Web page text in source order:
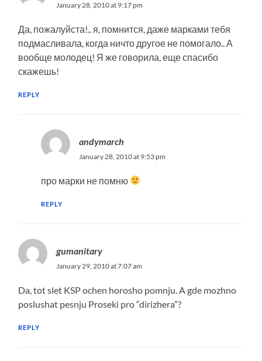
January 28, 2010 at 9:17 pm
Да, пожалуйста!.. я, помнится, даже марками тебя
подмасливала, когда ничто другое не помогало.. А
вообще молодец! Я же говорила, еще спасибо
скажешь!
REPLY
andymarch
January 28, 2010 at 9:53 pm
про марки не помню
REPLY
gumanitary
January 29, 2010 at 7:07 am
Da, tot slet KSP ochen horosho pomnju. A gde mozhno
poslushat pesnju Proseki pro “dirizhera”?
REPLY